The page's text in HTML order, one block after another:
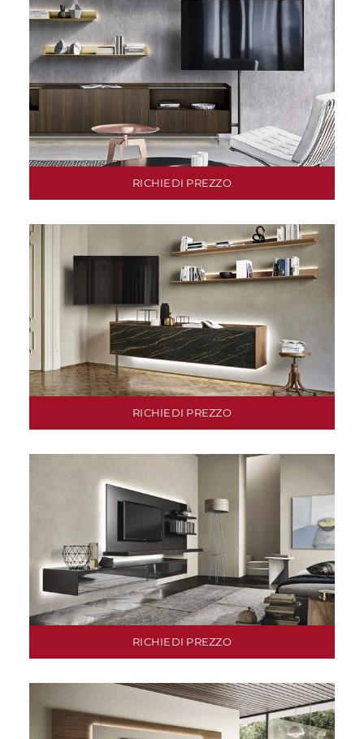
RICHIEDI PREZZO
RICHIEDI PREZZO
RICHIEDI PREZZO